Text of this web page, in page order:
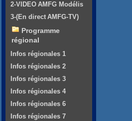
2-VIDEO AMFG Modélis
3-(En direct AMFG-TV)
Programme
régional
Infos régionales 1
Infos régionales 2
Infos régionales 3
Infos régionales 4
Infos régionales 6
Infos régionales 7